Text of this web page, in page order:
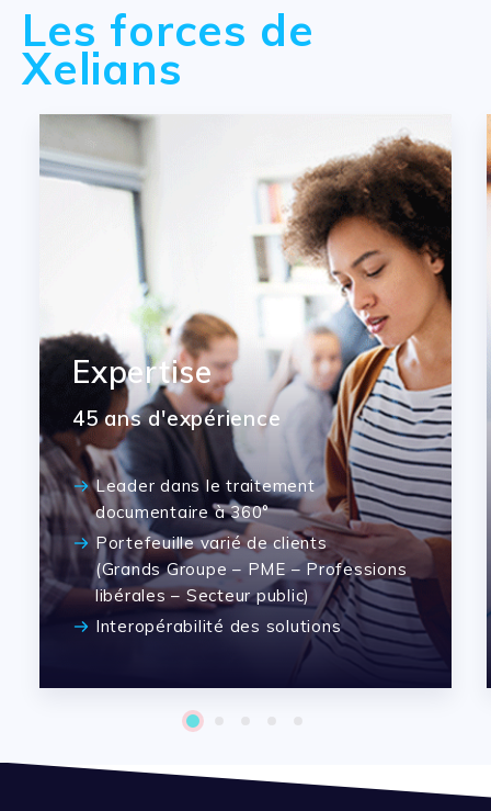
Les forces de
Xelians
Expertise
45 ans d'expérience
Leader dans le traitement
documentaire à 360°
Portefeuille varié de clients
(Grands Groupe – PME – Professions
libérales – Secteur public)
Interopérabilité des solutions